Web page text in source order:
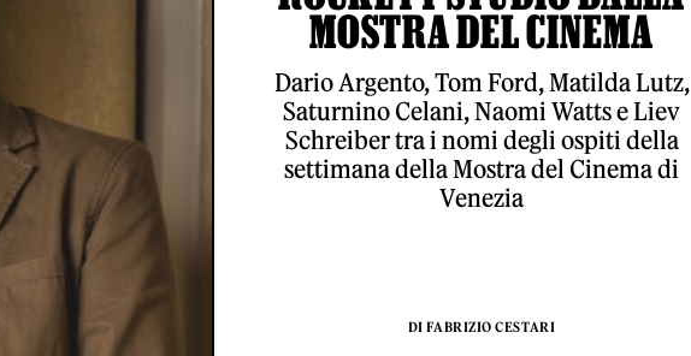
MOSTRA DEL CINEMA
Dario Argento, Tom Ford, Matilda Lutz,
Saturnino Celani, Naomi Watts e Liev
Schreiber tra i nomi degli ospiti della
settimana della Mostra del Cinema di
Venezia
DI FABRIZIO CESTARI